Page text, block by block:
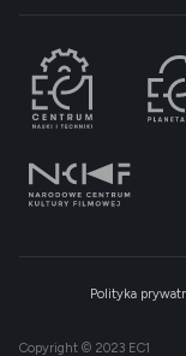
Polityka
Copyright © 2023 EC1